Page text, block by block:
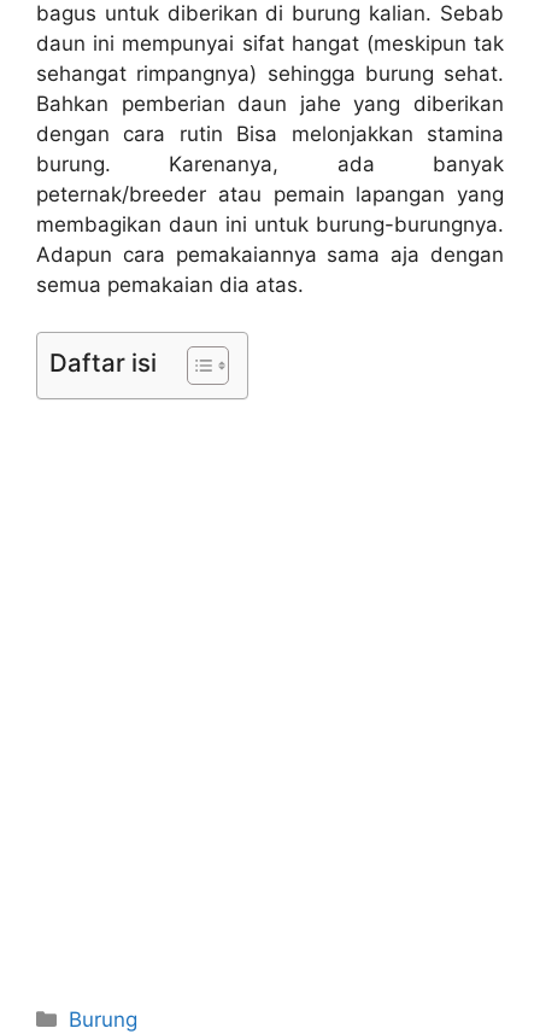
bagus untuk diberikan di burung kalian. Sebab
daun ini mempunyai sifat hangat (meskipun tak
sehangat rimpangnya) sehingga burung sehat.
Bahkan pemberian daun jahe yang diberikan
dengan cara rutin Bisa melonjakkan stamina
burung. Karenanya, ada banyak
peternak/breeder atau pemain lapangan yang
membagikan daun ini untuk burung-burungnya.
Adapun cara pemakaiannya sama aja dengan
semua pemakaian dia atas.
Daftar isi
Categories
Burung